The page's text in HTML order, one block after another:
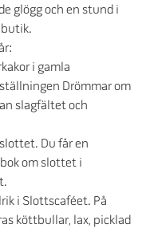
glögg och en stund i
i gamla
Drömmar om
slagfältet och
Du får en
om slottet i
i Slottscaféet. På
köttbullar, lax, picklad